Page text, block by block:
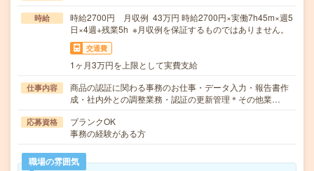
時給
時給2700円 月収例 43万円 時給2700円×実働7h45m×週5
日×4週+残業5h ※月収例を保証するものではありません。
交通費
1ヶ月3万円を上限として実費支給
仕事内容
商品の認証に関わる事務のお仕事・データ入力・報告書作
成・社内外との調整業務・認証の更新管理＊その他業…
応募資格
ブランクOK
事務の経験がある方
職場の雰囲気